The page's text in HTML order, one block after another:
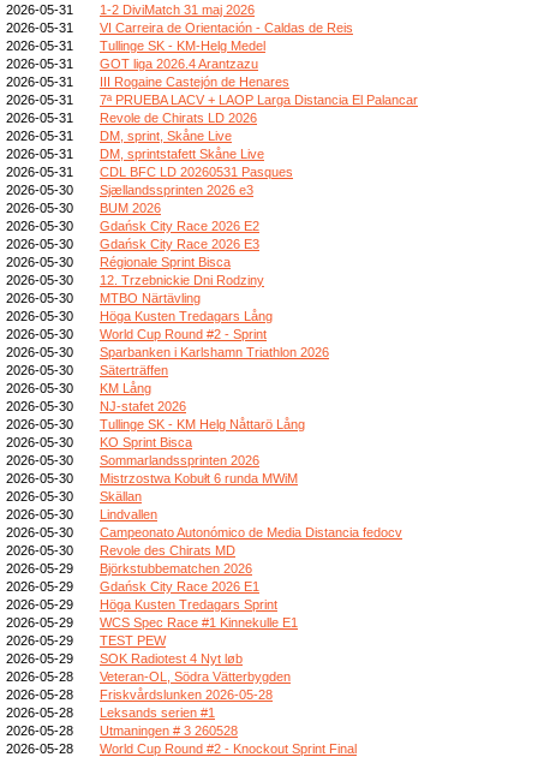
2026-05-31
1-2 DiviMatch 31 maj 2026
2026-05-31
VI Carreira de Orientación - Caldas de Reis
2026-05-31
Tullinge SK - KM-Helg Medel
2026-05-31
GOT liga 2026.4 Arantzazu
2026-05-31
III Rogaine Castejón de Henares
2026-05-31
7ª PRUEBA LACV + LAOP Larga Distancia El Palancar
2026-05-31
Revole de Chirats LD 2026
2026-05-31
DM, sprint, Skåne Live
2026-05-31
DM, sprintstafett Skåne Live
2026-05-31
CDL BFC LD 20260531 Pasques
2026-05-30
Sjællandssprinten 2026 e3
2026-05-30
BUM 2026
2026-05-30
Gdańsk City Race 2026 E2
2026-05-30
Gdańsk City Race 2026 E3
2026-05-30
Régionale Sprint Bisca
2026-05-30
12. Trzebnickie Dni Rodziny
2026-05-30
MTBO Närtävling
2026-05-30
Höga Kusten Tredagars Lång
2026-05-30
World Cup Round #2 - Sprint
2026-05-30
Sparbanken i Karlshamn Triathlon 2026
2026-05-30
Säterträffen
2026-05-30
KM Lång
2026-05-30
NJ-stafet 2026
2026-05-30
Tullinge SK - KM Helg Nåttarö Lång
2026-05-30
KO Sprint Bisca
2026-05-30
Sommarlandssprinten 2026
2026-05-30
Mistrzostwa Kobułt 6 runda MWiM
2026-05-30
Skällan
2026-05-30
Lindvallen
2026-05-30
Campeonato Autonómico de Media Distancia fedocv
2026-05-30
Revole des Chirats MD
2026-05-29
Björkstubbematchen 2026
2026-05-29
Gdańsk City Race 2026 E1
2026-05-29
Höga Kusten Tredagars Sprint
2026-05-29
WCS Spec Race #1 Kinnekulle E1
2026-05-29
TEST PEW
2026-05-29
SOK Radiotest 4 Nyt løb
2026-05-28
Veteran-OL, Södra Vätterbygden
2026-05-28
Friskvårdslunken 2026-05-28
2026-05-28
Leksands serien #1
2026-05-28
Utmaningen # 3 260528
2026-05-28
World Cup Round #2 - Knockout Sprint Final